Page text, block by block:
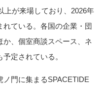
上が来場しており、2026年
れている。各国の企業・団
、個室商談スペース、ネ
定されている。
門に集まるSPACETIDE